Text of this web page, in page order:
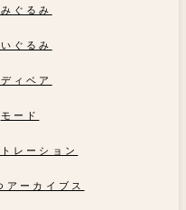
ぐるみ
ぐるみ
ィベア
モード
レーション
アーカイブス